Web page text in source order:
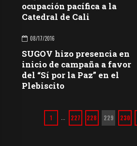
ocupación pacífica a la
Catedral de Cali
08/17/2016
SUGOV hizo presencia en
inicio de campaña a favor
del “Sí por la Paz” en el
Plebiscito
1 227 228 229 230